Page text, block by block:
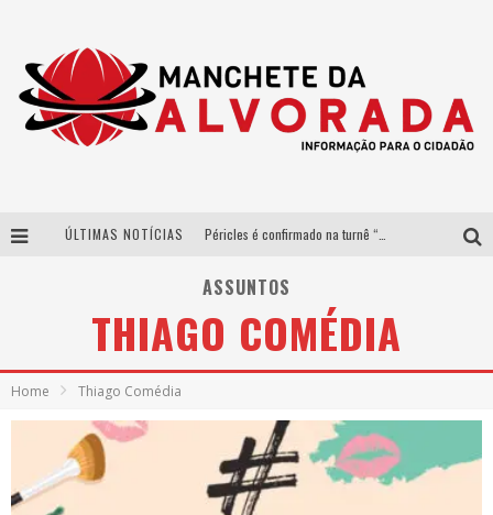
ÚLTIMAS NOTÍCIAS
Democratização do malte: Proibida utiliza estratégia de custo-benefício para o lazer do brasileiro
Yan traz a turnê nacional do PagodYANdo para Belo Horizonte
ASSUNTOS
THIAGO COMÉDIA
Home Thiago Comédia